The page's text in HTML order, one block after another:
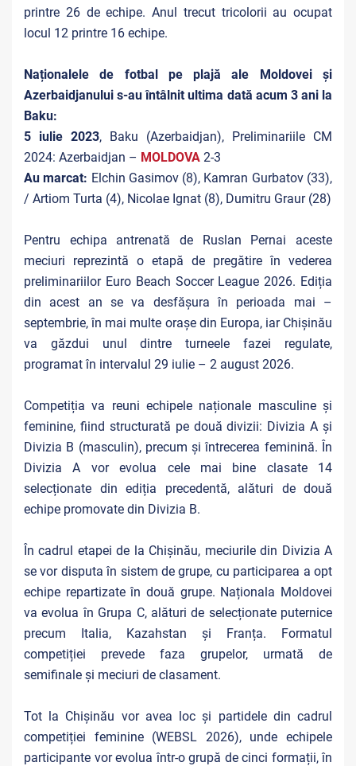
printre 26 de echipe. Anul trecut tricolorii au ocupat
locul 12 printre 16 echipe.
Naționalele de fotbal pe plajă ale Moldovei și
Azerbaidjanului s-au întâlnit ultima dată acum 3 ani la
Baku:
5 iulie 2023, Baku (Azerbaidjan), Preliminariile CM
2024: Azerbaidjan – MOLDOVA 2-3
Au marcat: Elchin Gasimov (8), Kamran Gurbatov (33),
/ Artiom Turta (4), Nicolae Ignat (8), Dumitru Graur (28)
Pentru echipa antrenată de Ruslan Pernai aceste
meciuri reprezintă o etapă de pregătire în vederea
preliminariilor Euro Beach Soccer League 2026. Ediția
din acest an se va desfășura în perioada mai –
septembrie, în mai multe orașe din Europa, iar Chișinău
va găzdui unul dintre turneele fazei regulate,
programat în intervalul 29 iulie – 2 august 2026.
Competiția va reuni echipele naționale masculine și
feminine, fiind structurată pe două divizii: Divizia A și
Divizia B (masculin), precum și întrecerea feminină. În
Divizia A vor evolua cele mai bine clasate 14
selecționate din ediția precedentă, alături de două
echipe promovate din Divizia B.
În cadrul etapei de la Chișinău, meciurile din Divizia A
se vor disputa în sistem de grupe, cu participarea a opt
echipe repartizate în două grupe. Naționala Moldovei
va evolua în Grupa C, alături de selecționate puternice
precum Italia, Kazahstan și Franța. Formatul
competiției prevede faza grupelor, urmată de
semifinale și meciuri de clasament.
Tot la Chișinău vor avea loc și partidele din cadrul
competiției feminine (WEBSL 2026), unde echipele
participante vor evolua într-o grupă de cinci formații, în